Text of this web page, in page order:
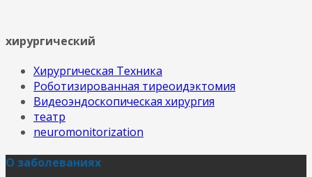
хирургический
Хирургическая Техника
Роботизированная тиреоидэктомия
Видеоэндоскопическая хирургия
театр
neuromonitorization
О заболеваниях